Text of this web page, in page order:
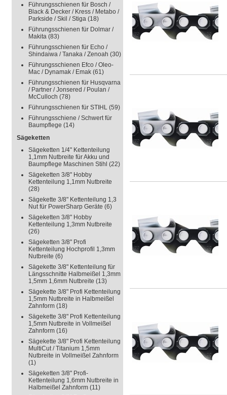
Führungsschienen für Bosch /
Black & Decker / Kress / Metabo /
Parkside / Skil / Stiga (18)
Führungsschienen für Dolmar /
Makita (83)
Führungsschienen für Echo /
Shindaiwa / Tanaka / Zenoah (30)
Führungsschienen Efco / Oleo-
Mac / Dynamak / Emak (61)
Führungsschienen für Husqvarna
/ Partner / Jonsered / Poulan /
McCulloch (78)
Führungsschienen für STIHL (59)
Führungsschiene / Schwert für
Baumpflege (14)
Sägeketten
Sägeketten 1/4" Kettenteilung
1,1mm Nutbreite für Akku und
Baumpflege Maschinen Stihl (22)
Sägeketten 3/8" Hobby
Kettenteilung 1,1mm Nutbreite
(28)
Sägekette 3/8" Kettenteilung 1,3
Nut für PowerSharp Geräte (6)
Sägeketten 3/8" Hobby
Kettenteilung 1,3mm Nutbreite
(26)
Sägeketten 3/8" Profi
Kettenteilung Hochprofil 1,3mm
Nutbreite (6)
Sägekette 3/8" Kettenteilung für
Längsschnitte Halbmeißel 1,3mm
1,5mm 1,6mm Nutbreite (13)
Sägekette 3/8" Profi Kettenteilung
1,5mm Nutbreite in Halbmeißel
Zahnform (18)
Sägekette 3/8" Profi Kettenteilung
1,5mm Nutbreite in Vollmeißel
Zahnform (16)
Sägekette 3/8" Profi Kettenteilung
MultiCut / Titanium 1,5mm
Nutbreite in Vollmeißel Zahnform
(1)
Sägeketten 3/8" Profi-
Kettenteilung 1,6mm Nutbreite in
Halbmeißel Zahnform (11)